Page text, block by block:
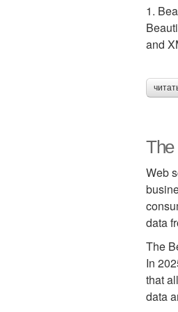
1.
and
The
Web
data
The
In
that
data